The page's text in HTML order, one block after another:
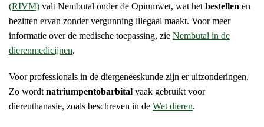
(RIVM) valt Nembutal onder de Opiumwet, wat het bestellen en
bezitten ervan zonder vergunning illegaal maakt. Voor meer
informatie over de medische toepassing, zie Nembutal in de
dierenmedicijnen.
Voor professionals in de diergeneeskunde zijn er uitzonderingen.
Zo wordt natriumpentobarbital vaak gebruikt voor
diereuthanasie, zoals beschreven in de Wet dieren.